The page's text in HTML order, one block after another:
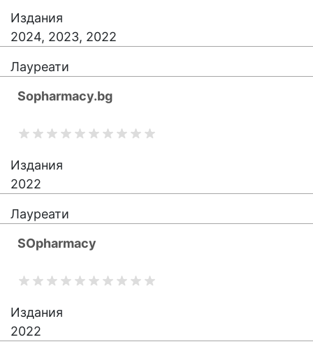
Издания
2024, 2023, 2022
Лауреати
Sopharmacy.bg
Издания
2022
Лауреати
SOpharmacy
Издания
2022